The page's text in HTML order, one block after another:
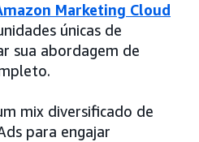
Marketing Cloud
únicas de
sua abordagem de
mix diversificado de
para engajar